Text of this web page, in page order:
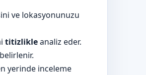
ve lokasyonunuzu
titizlikleanaliz eder.
yerinde inceleme